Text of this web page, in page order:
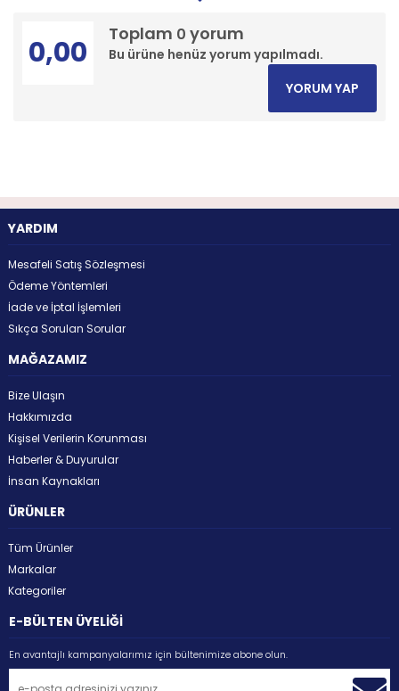
Toplam 0 yorum
Bu ürüne henüz yorum yapılmadı.
0,00
YORUM YAP
YARDIM
Mesafeli Satış Sözleşmesi
Ödeme Yöntemleri
İade ve İptal İşlemleri
Sıkça Sorulan Sorular
MAĞAZAMIZ
Bize Ulaşın
Hakkımızda
Kişisel Verilerin Korunması
Haberler & Duyurular
İnsan Kaynakları
ÜRÜNLER
Tüm Ürünler
Markalar
Kategoriler
E-BÜLTEN ÜYELİĞİ
En avantajlı kampanyalarımız için bültenimize abone olun.